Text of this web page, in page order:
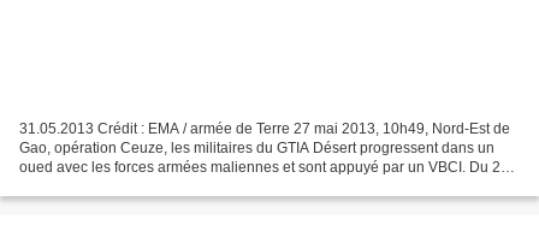
31.05.2013 Crédit : EMA / armée de Terre 27 mai 2013, 10h49, Nord-Est de
Gao, opération Ceuze, les militaires du GTIA Désert progressent dans un
oued avec les forces armées maliennes et sont appuyé par un VBCI. Du 26